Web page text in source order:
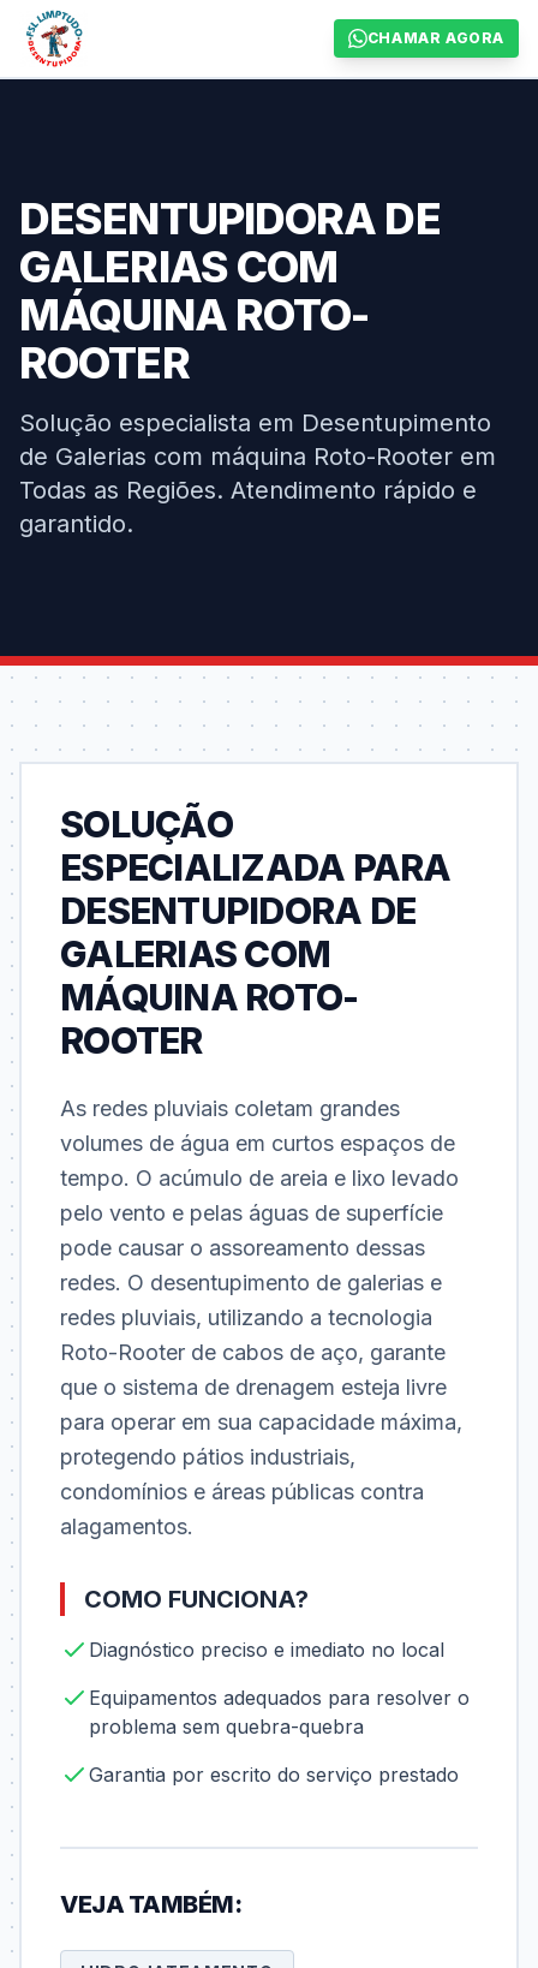
CHAMAR AGORA
DESENTUPIDORA DE
GALERIAS COM
MÁQUINA ROTO-
ROOTER
Solução especialista em Desentupimento
de Galerias com máquina Roto-Rooter em
Todas as Regiões. Atendimento rápido e
garantido.
SOLUÇÃO
ESPECIALIZADA PARA
DESENTUPIDORA DE
GALERIAS COM
MÁQUINA ROTO-
ROOTER
As redes pluviais coletam grandes
volumes de água em curtos espaços de
tempo. O acúmulo de areia e lixo levado
pelo vento e pelas águas de superfície
pode causar o assoreamento dessas
redes. O desentupimento de galerias e
redes pluviais, utilizando a tecnologia
Roto-Rooter de cabos de aço, garante
que o sistema de drenagem esteja livre
para operar em sua capacidade máxima,
protegendo pátios industriais,
condomínios e áreas públicas contra
alagamentos.
COMO FUNCIONA?
Diagnóstico preciso e imediato no local
Equipamentos adequados para resolver o
problema sem quebra-quebra
Garantia por escrito do serviço prestado
VEJA TAMBÉM: